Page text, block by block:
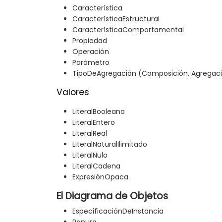
Característica
CaracterísticaEstructural
CaracterísticaComportamental
Propiedad
Operación
Parámetro
TipoDeAgregación (Composición,
Valores
LiteralBooleano
LiteralEntero
LiteralReal
LiteralNaturalIlimitado
LiteralNulo
LiteralCadena
ExpresiónOpaca
El Diagrama de Objetos
EspecificaciónDeInstancia